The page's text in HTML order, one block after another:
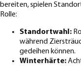
bereiten, spielen
Rolle:
Standortwahl:
während
gedeihen können.
Winterhärte: